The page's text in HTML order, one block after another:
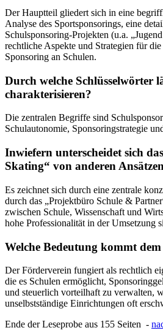
Der Hauptteil gliedert sich in eine
Analyse des Sportsponsorings, eine
Schulsponsoring-Projekten (u.a.
rechtliche Aspekte und Strategien für
Sponsoring an Schulen.
Durch welche Schlüsselwörter
charakterisieren?
Die zentralen Begriffe sind
Schulautonomie, Sponsoringstrategie
Inwiefern unterscheidet sich
Skating“ von anderen
Es zeichnet sich durch eine zentrale
durch das „Projektbüro Schule &
zwischen Schule, Wissenschaft und
hohe Professionalität in der Umsetzung
Welche Bedeutung kommt
Der Förderverein fungiert als rechtlich
die es Schulen ermöglicht,
und steuerlich vorteilhaft zu verwalten,
unselbstständige Einrichtungen oft
Ende der Leseprobe aus 155 Seiten -